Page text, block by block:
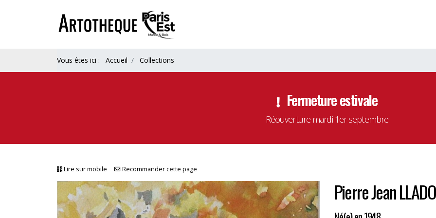
Vous êtes ici : Accueil Collections
Fermeture estivale
Réouverture mardi 1er septembre
Lire sur mobile Recommander cette page
Pierre Jean LLADO